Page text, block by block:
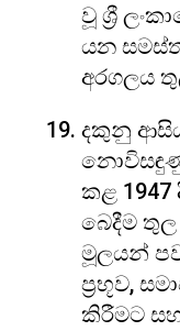
වූ ශ්‍රී
යන
අරගලය
දකුනු
නොවිසඳුණු
කළ 1947
බෙදීම
මූලයන්
ප්‍රභූව,
කිරීමට